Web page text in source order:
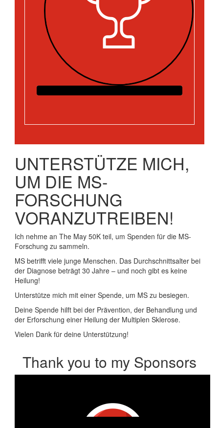
UNTERSTÜTZE MICH,
UM DIE MS-
FORSCHUNG
VORANZUTREIBEN!
Ich nehme an The May 50K teil, um Spenden für die MS-
Forschung zu sammeln.
MS betrifft viele junge Menschen. Das Durchschnittsalter bei
der Diagnose beträgt 30 Jahre – und noch gibt es keine
Heilung!
Unterstütze mich mit einer Spende, um MS zu besiegen.
Deine Spende hilft bei der Prävention, der Behandlung und
der Erforschung einer Heilung der Multiplen Sklerose.
Vielen Dank für deine Unterstützung!
Thank you to my Sponsors